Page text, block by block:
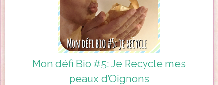
Mon défi Bio #5: Je Recycle mes
peaux d’Oignons